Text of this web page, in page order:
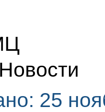
Новости
25